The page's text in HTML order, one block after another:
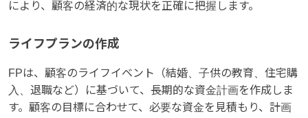
により、顧客の経済的な現状を正確に把握します。
ライフプランの作成
FPは、顧客のライフイベント（結婚、子供の教育、住宅購
入、退職など）に基づいて、長期的な資金計画を作成しま
す。顧客の目標に合わせて、必要な資金を見積もり、計画